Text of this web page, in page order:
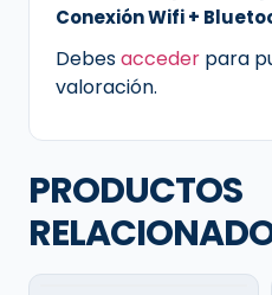
Conexión Wifi +
Debesacceder para
valoración.
PRODUCTOS